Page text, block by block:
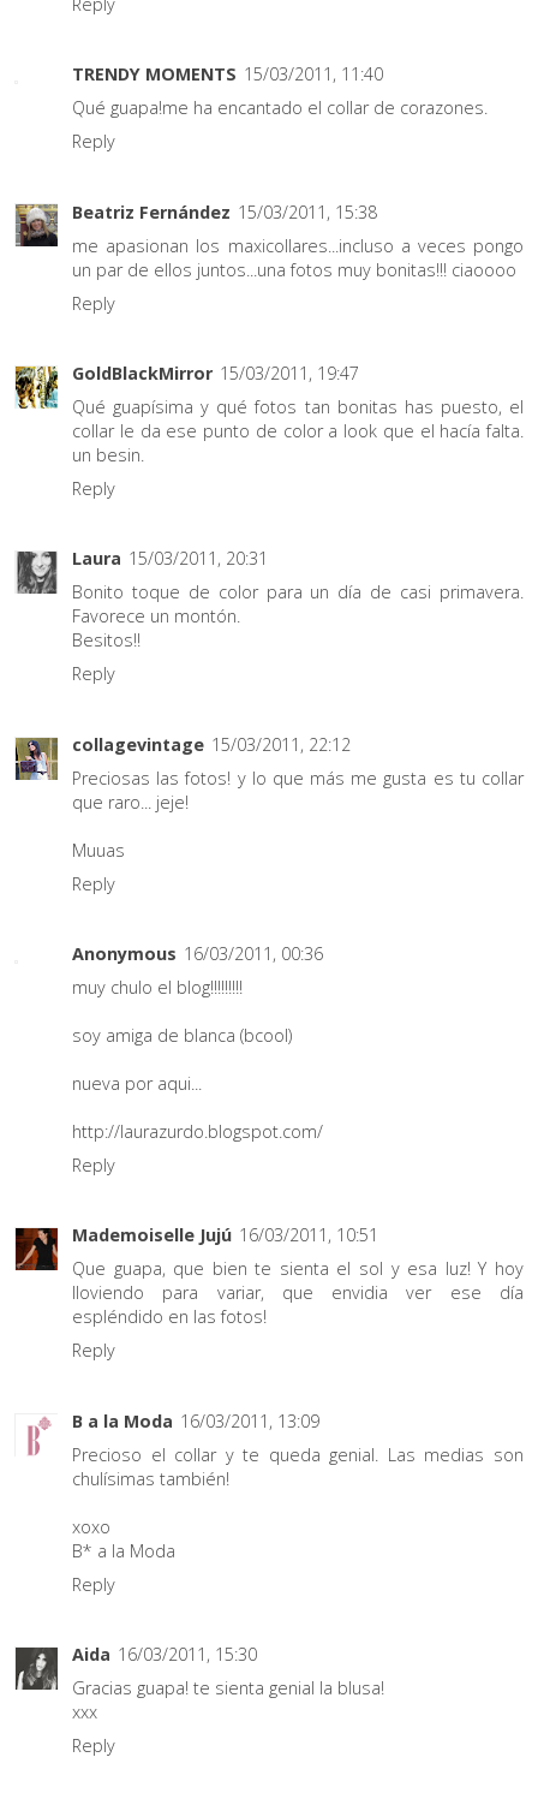
TRENDY MOMENTS 15/03/2011, 11:40
Qué guapa!me ha encantado el collar de corazones.
Reply
Beatriz Fernández 15/03/2011, 15:38
me apasionan los maxicollares...incluso a veces pongo
un par de ellos juntos...una fotos muy bonitas!!! ciaoooo
Reply
GoldBlackMirror 15/03/2011, 19:47
Qué guapísima y qué fotos tan bonitas has puesto, el
collar le da ese punto de color a look que el hacía falta.
un besin.
Reply
Laura 15/03/2011, 20:31
Bonito toque de color para un día de casi primavera.
Favorece un montón.
Besitos!!
Reply
collagevintage 15/03/2011, 22:12
Preciosas las fotos! y lo que más me gusta es tu collar
que raro... jeje!
Muuas
Reply
Anonymous 16/03/2011, 00:36
muy chulo el blog!!!!!!!!!
soy amiga de blanca (bcool)
nueva por aqui...
http://laurazurdo.blogspot.com/
Reply
Mademoiselle Jujú 16/03/2011, 10:51
Que guapa, que bien te sienta el sol y esa luz! Y hoy
lloviendo para variar, que envidia ver ese día
espléndido en las fotos!
Reply
B a la Moda 16/03/2011, 13:09
Precioso el collar y te queda genial. Las medias son
chulísimas también!
xoxo
B* a la Moda
Reply
Aida 16/03/2011, 15:30
Gracias guapa! te sienta genial la blusa!
xxx
Reply